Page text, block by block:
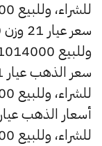
للشراء، وللبيع 676000 جنيه.
وللبيع 1014000 جنيه.
للشراء، وللبيع 1352000 جنيه.
للشراء، وللبيع 1690000 جنيه.